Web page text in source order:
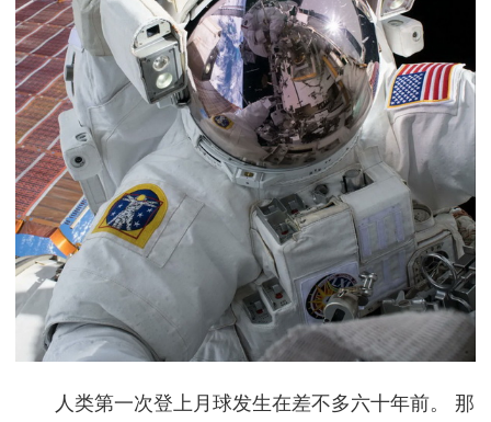
人类第一次登上月球发生在差不多六十年前。 那